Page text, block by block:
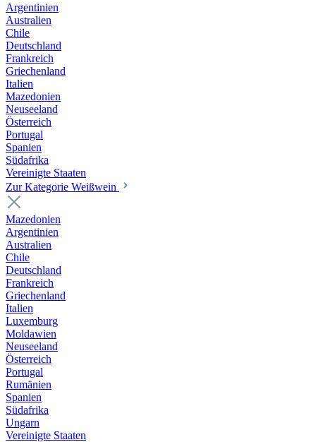
Argentinien
Australien
Chile
Deutschland
Frankreich
Griechenland
Italien
Mazedonien
Neuseeland
Österreich
Portugal
Spanien
Südafrika
Vereinigte Staaten
Zur Kategorie Weißwein
Mazedonien
Argentinien
Australien
Chile
Deutschland
Frankreich
Griechenland
Italien
Luxemburg
Moldawien
Neuseeland
Österreich
Portugal
Rumänien
Spanien
Südafrika
Ungarn
Vereinigte Staaten